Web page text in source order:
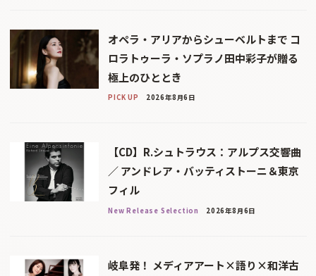
オペラ・アリアからシューベルトまで コ
ロラトゥーラ・ソプラノ田中彩子が贈る
極上のひととき
PICK UP 2026年8月6日
【CD】R.シュトラウス：アルプス交響曲
／ アンドレア・バッティストーニ＆東京
フィル
New Release Selection 2026年8月6日
岐阜発！ メディアアート×語り×和洋古